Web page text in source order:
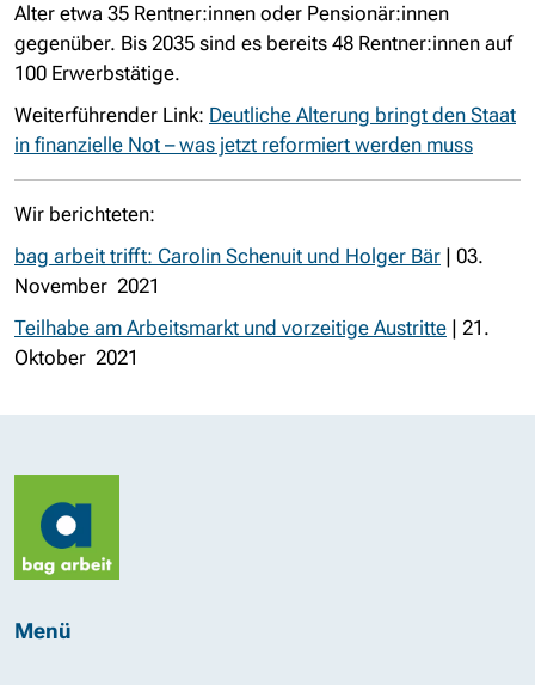
Alter etwa 35 Rentner:innen oder Pensionär:innen
gegenüber. Bis 2035 sind es bereits 48 Rentner:innen auf
100 Erwerbstätige.
Weiterführender Link: Deutliche Alterung bringt den Staat
in finanzielle Not – was jetzt reformiert werden muss
Wir berichteten:
bag arbeit trifft: Carolin Schenuit und Holger Bär | 03.
November 2021
Teilhabe am Arbeitsmarkt und vorzeitige Austritte | 21.
Oktober 2021
Menü